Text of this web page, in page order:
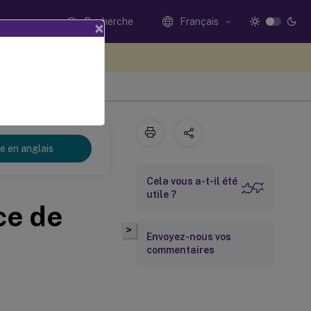
Recherche Français
en anglais
de
>
Cela vous a-t-il été
utile ?
Envoyez-nous vos
commentaires
×